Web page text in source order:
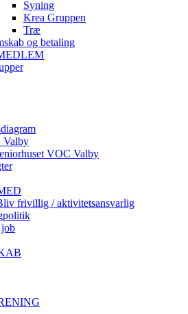
Syning
Krea Gruppen
Træ
og betaling
Valby
VOC Valby
frivillig / aktivitetsansvarlig